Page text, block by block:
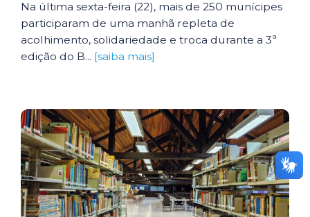
Na última sexta-feira (22), mais de 250 munícipes
participaram de uma manhã repleta de
acolhimento, solidariedade e troca durante a 3ª
edição do B... [saiba mais]